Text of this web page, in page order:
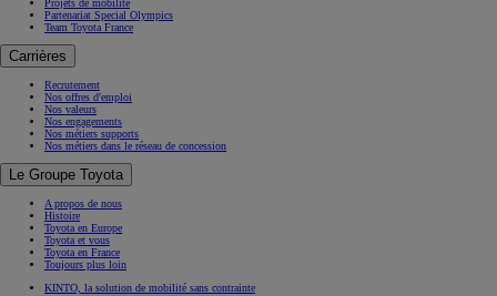
Partenariat Special Olympics
Team Toyota France
Carrières
Recrutement
Nos offres d'emploi
Nos valeurs
Nos engagements
Nos métiers supports
Nos métiers dans le réseau de concession
Le Groupe Toyota
A propos de nous
Histoire
Toyota en Europe
Toyota et vous
Toyota en France
Toujours plus loin
KINTO, la solution de mobilité sans contrainte